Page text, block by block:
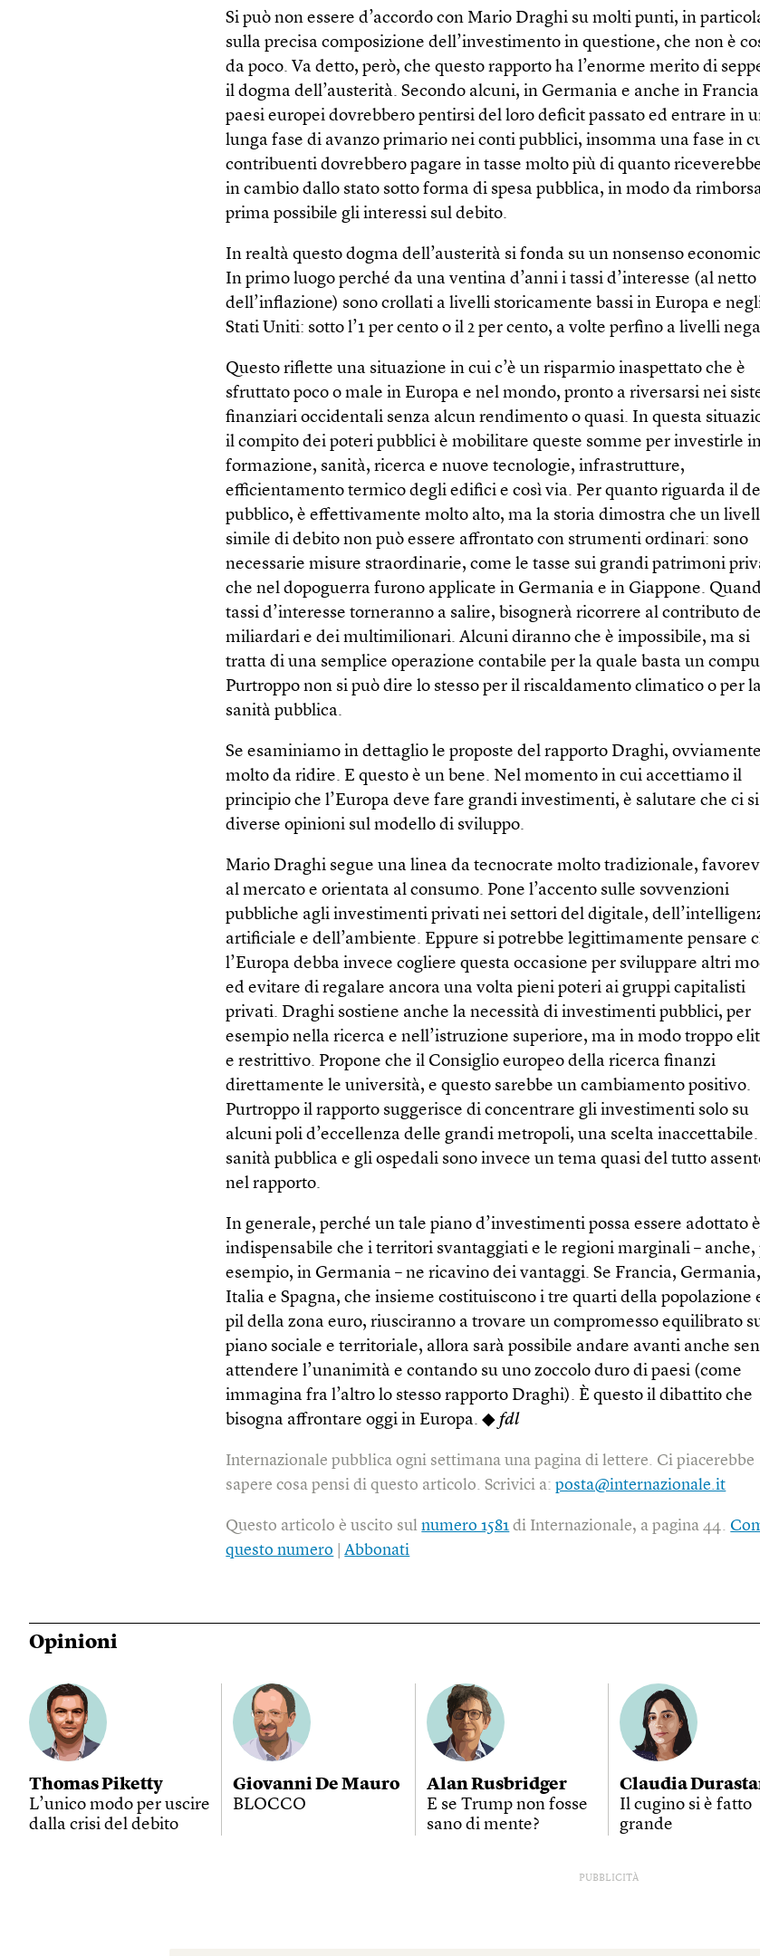
Si può non essere d’accordo con Mario Draghi su molti punti, in
sulla precisa composizione dell’investimento in questione, che non è
da poco. Va detto, però, che questo rapporto ha l’enorme merito di
il dogma dell’austerità. Secondo alcuni, in Germania e anche in
paesi europei dovrebbero pentirsi del loro deficit passato ed entrare in
lunga fase di avanzo primario nei conti pubblici, insomma una fase in
contribuenti dovrebbero pagare in tasse molto più di quanto
in cambio dallo stato sotto forma di spesa pubblica, in modo da
prima possibile gli interessi sul debito.
In realtà questo dogma dell’austerità si fonda su un nonsenso
In primo luogo perché da una ventina d’anni i tassi d’interesse (al netto
dell’inflazione) sono crollati a livelli storicamente bassi in Europa e
Stati Uniti: sotto l’1 per cento o il 2 per cento, a volte perfino a livelli
Questo riflette una situazione in cui c’è un risparmio inaspettato che è
sfruttato poco o male in Europa e nel mondo, pronto a riversarsi nei
finanziari occidentali senza alcun rendimento o quasi. In questa
il compito dei poteri pubblici è mobilitare queste somme per investirle
formazione, sanità, ricerca e nuove tecnologie, infrastrutture,
efficientamento termico degli edifici e così via. Per quanto riguarda il
pubblico, è effettivamente molto alto, ma la storia dimostra che un
simile di debito non può essere affrontato con strumenti ordinari: sono
necessarie misure straordinarie, come le tasse sui grandi patrimoni
che nel dopoguerra furono applicate in Germania e in Giappone.
tassi d’interesse torneranno a salire, bisognerà ricorrere al contributo
miliardari e dei multimilionari. Alcuni diranno che è impossibile, ma si
tratta di una semplice operazione contabile per la quale basta un
Purtroppo non si può dire lo stesso per il riscaldamento climatico o per la
sanità pubblica.
Se esaminiamo in dettaglio le proposte del rapporto Draghi, ovviamente
molto da ridire. E questo è un bene. Nel momento in cui accettiamo il
principio che l’Europa deve fare grandi investimenti, è salutare che ci
diverse opinioni sul modello di sviluppo.
Mario Draghi segue una linea da tecnocrate molto tradizionale,
al mercato e orientata al consumo. Pone l’accento sulle sovvenzioni
pubbliche agli investimenti privati nei settori del digitale,
artificiale e dell’ambiente. Eppure si potrebbe legittimamente pensare
l’Europa debba invece cogliere questa occasione per sviluppare altri
ed evitare di regalare ancora una volta pieni poteri ai gruppi capitalisti
privati. Draghi sostiene anche la necessità di investimenti pubblici, per
esempio nella ricerca e nell’istruzione superiore, ma in modo troppo
e restrittivo. Propone che il Consiglio europeo della ricerca finanzi
direttamente le università, e questo sarebbe un cambiamento positivo.
Purtroppo il rapporto suggerisce di concentrare gli investimenti solo su
alcuni poli d’eccellenza delle grandi metropoli, una scelta inaccettabile.
sanità pubblica e gli ospedali sono invece un tema quasi del tutto
nel rapporto.
In generale, perché un tale piano d’investimenti possa essere adottato è
indispensabile che i territori svantaggiati e le regioni marginali – anche,
esempio, in Germania – ne ricavino dei vantaggi. Se Francia, Germania,
Italia e Spagna, che insieme costituiscono i tre quarti della popolazione
pil della zona euro, riusciranno a trovare un compromesso equilibrato
piano sociale e territoriale, allora sarà possibile andare avanti anche
attendere l’unanimità e contando su uno zoccolo duro di paesi (come
immagina fra l’altro lo stesso rapporto Draghi). È questo il dibattito che
bisogna affrontare oggi in Europa. ◆ fdl
Internazionale pubblica ogni settimana una pagina di lettere. Ci piacerebbe
sapere cosa pensi di questo articolo. Scrivici a:posta@internazionale.it
Questo articolo è uscito sulnumero 1581 di Internazionale, a pagina 44.
questo numero |Abbonati
Opinioni
Thomas Piketty
L’unico modo per uscire
dalla crisi del debito
Giovanni De Mauro
BLOCCO
Alan Rusbridger
E se Trump non fosse
sano di mente?
Claudia
Il cugino si è fatto
grande
PUBBLICITÀ